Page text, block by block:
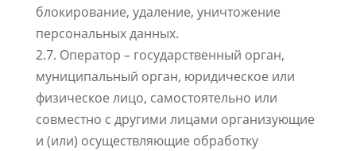
блокирование, удаление, уничтожение
персональных данных.
2.7. Оператор – государственный орган,
муниципальный орган, юридическое или
физическое лицо, самостоятельно или
совместно с другими лицами организующие
и (или) осуществляющие обработку